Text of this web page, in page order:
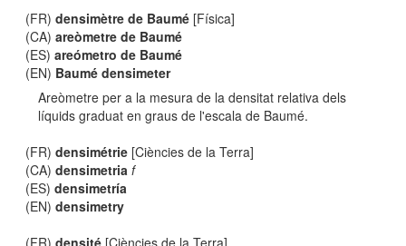
(FR)densimètre de Baumé [Física]
(CA)areòmetre de Baumé
(ES)areómetro de Baumé
(EN) Baumé densimeter
Areòmetre per a la mesura de la densitat relativa dels
líquids graduat en graus de l'escala de Baumé.
(FR)densimétrie [Ciències de la Terra]
(CA)densimetria f
(ES)densimetría
(EN)densimetry
(FR)densité [Ciències de la Terra]